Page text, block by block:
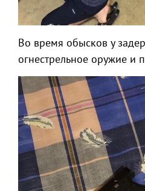
Во время обысков у
огнестрельное оружие и